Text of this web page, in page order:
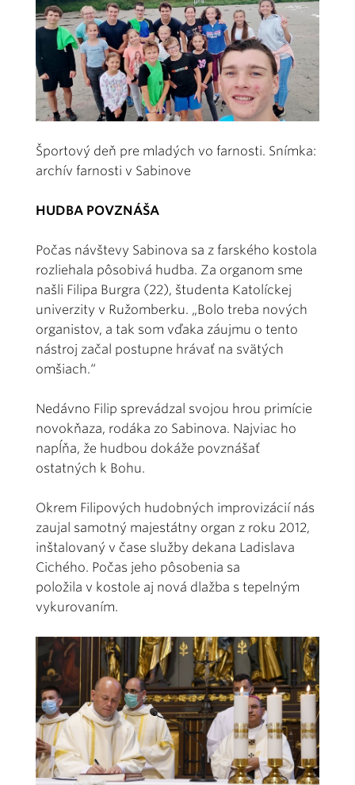
Športový deň pre mladých vo farnosti. Snímka:
archív farnosti v Sabinove
HUDBA POVZNÁŠA
Počas návštevy Sabinova sa z farského kostola
rozliehala pôsobivá hudba. Za organom sme
našli Filipa Burgra (22), študenta Katolíckej
univerzity v Ružomberku. „Bolo treba nových
organistov, a tak som vďaka záujmu o tento
nástroj začal postupne hrávať na svätých
omšiach.“
Nedávno Filip sprevádzal svojou hrou primície
novokňaza, rodáka zo Sabinova. Najviac ho
napĺňa, že hudbou dokáže povznášať
ostatných k Bohu.
Okrem Filipových hudobných improvizácií nás
zaujal samotný majestátny organ z roku 2012,
inštalovaný v čase služby dekana Ladislava
Cichého. Počas jeho pôsobenia sa
položila v kostole aj nová dlažba s tepelným
vykurovaním.